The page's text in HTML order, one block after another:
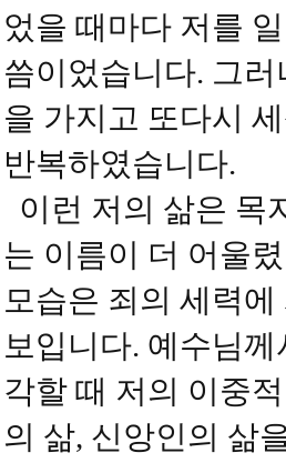
었을 때마다 저를
씀이었습니다. 그
을 가지고 또다시
반복하였습니다.
이런 저의 삶은 목
는 이름이 더 어울
모습은 죄의 세력
보입니다. 예수님
각할 때 저의 이중
의 삶, 신앙인의 삶